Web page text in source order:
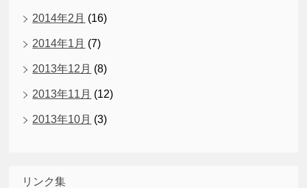
2014年2月 (16)
2014年1月 (7)
2013年12月 (8)
2013年11月 (12)
2013年10月 (3)
リンク集